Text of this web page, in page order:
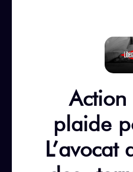
plaide
L’avocat